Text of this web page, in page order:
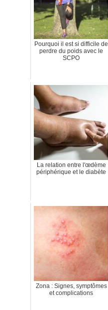
Pourquoi il est si difficile de
perdre du poids avec le
SCPO
La relation entre l'œdème
périphérique et le diabète
Zona : Signes, symptômes
et complications